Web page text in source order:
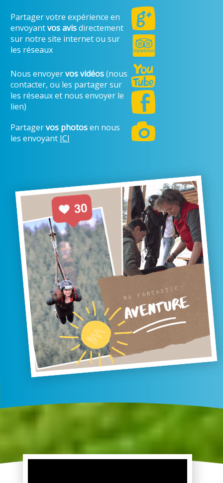
Partager votre expérience en
envoyantvos avisdirectement
sur notre site internet ou sur
les réseaux
Nous envoyervos vidéos(nous
contacter, ou les partager sur
les réseaux et nous envoyer le
lien)
Partagervos photosen nous
les envoyant ICI